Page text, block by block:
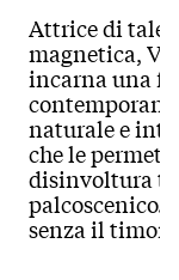
Attrice di
magnetica,
incarna una
naturale e
che le
disinvoltura
palcoscenico.
senza il